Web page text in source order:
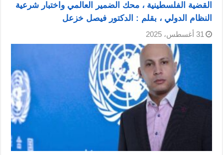
القضية الفلسطينية ، محك الضمير العالمي واختبار شرعية
النظام الدولي ، بقلم : الدكتور فيصل خزعل
31 أغسطس، 2025